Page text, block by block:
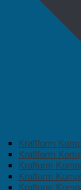
Kraftform
Kraftform
Kraftorm
Kraftorm
Kraftorm